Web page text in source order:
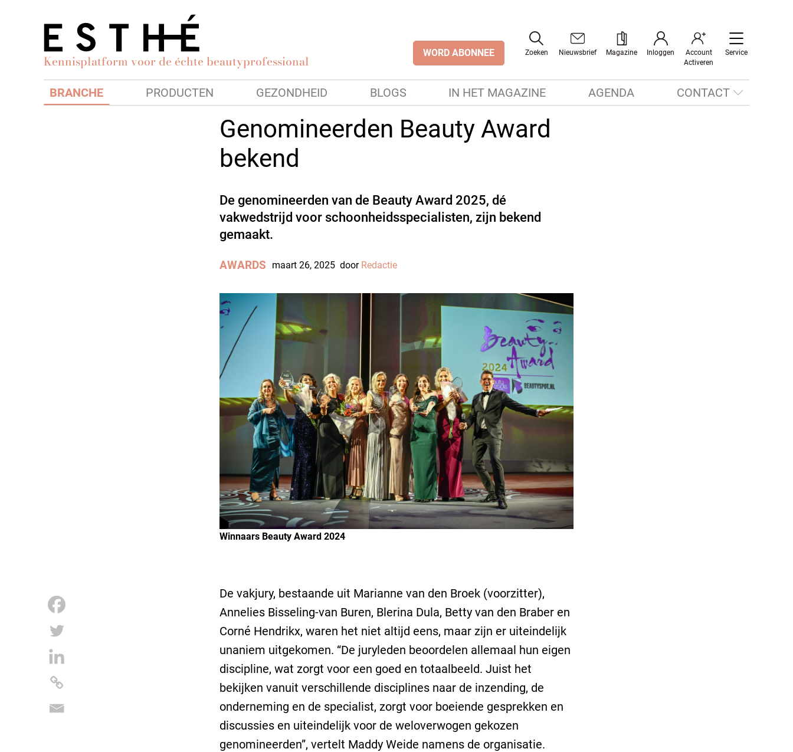
Kennisplatform voor de échte beautyprofessional WORD ABONNEE Zoeken Nieuwsbrief Magazine Inloggen
Account
Activeren
Service
BRANCHE PRODUCTEN GEZONDHEID BLOGS IN HET MAGAZINE AGENDA CONTACT
Genomineerden Beauty Award
bekend
De genomineerden van de Beauty Award 2025, dé
vakwedstrijd voor schoonheidsspecialisten, zijn bekend
gemaakt.
AWARDS maart 26, 2025 door Redactie
Winnaars Beauty Award 2024
De vakjury, bestaande uit Marianne van den Broek (voorzitter),
Annelies Bisseling-van Buren, Blerina Dula, Betty van den Braber en
Corné Hendrikx, waren het niet altijd eens, maar zijn er uiteindelijk
unaniem uitgekomen. “De juryleden beoordelen allemaal hun eigen
discipline, wat zorgt voor een goed en totaalbeeld. Juist het
bekijken vanuit verschillende disciplines naar de inzending, de
onderneming en de specialist, zorgt voor boeiende gesprekken en
discussies en uiteindelijk voor de weloverwogen gekozen
genomineerden”, vertelt Maddy Weide namens de organisatie.